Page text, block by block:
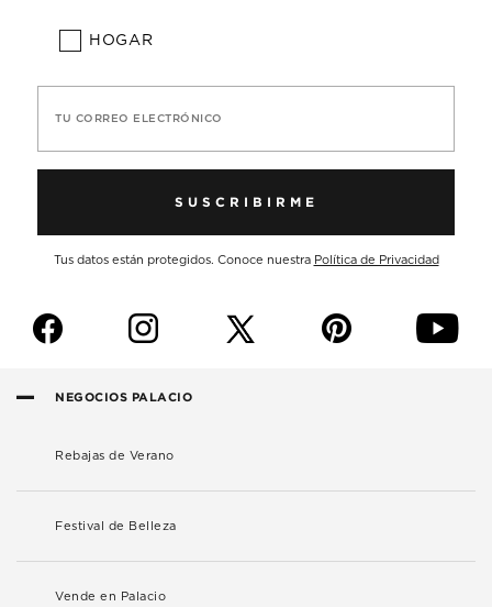
HOGAR
TU CORREO ELECTRÓNICO
SUSCRIBIRME
Tus datos están protegidos. Conoce nuestra Política de Privacidad
f i p y
NEGOCIOS PALACIO
Rebajas de Verano
Festival de Belleza
Vende en Palacio